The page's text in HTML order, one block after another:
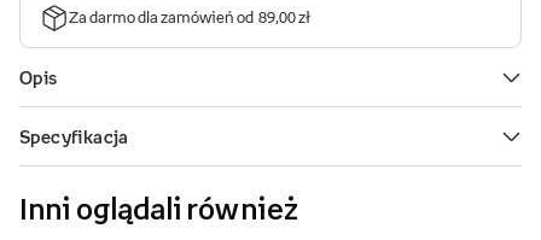
Inni oglądali również